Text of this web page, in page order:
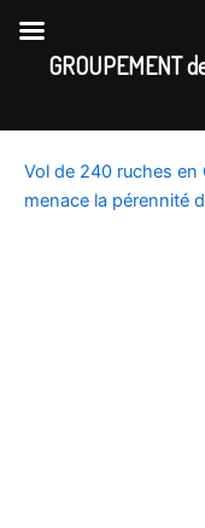
content
Vol de 240 ruches
menace la pérennité
GROUPEMENT